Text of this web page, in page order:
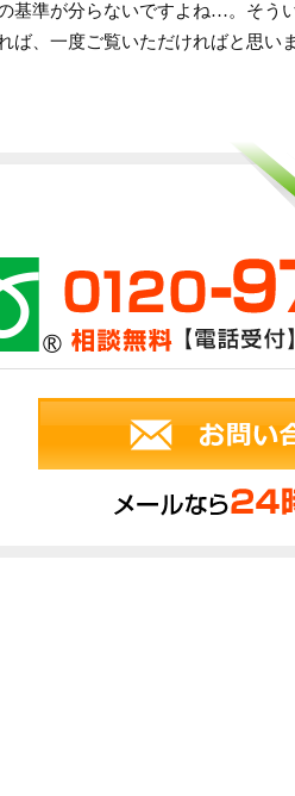
基準が分らないですよね…。そう
ば、一度ご覧いただければと思いま